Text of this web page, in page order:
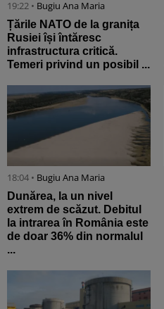
19:22 • Bugiu ⁠Ana Maria
Țările NATO de la granița
Rusiei își întăresc
infrastructura critică.
Temeri privind un posibil ...
18:04 • Bugiu ⁠Ana Maria
Dunărea, la un nivel
extrem de scăzut. Debitul
la intrarea în România este
de doar 36% din normalul
...